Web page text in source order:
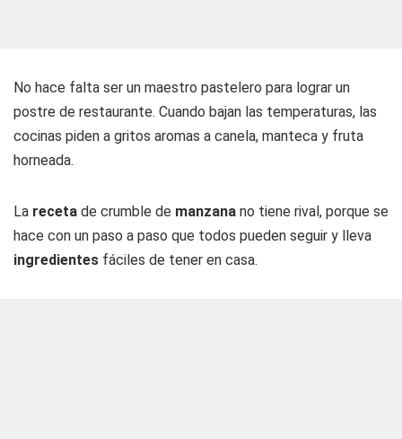
No hace falta ser un maestro pastelero para lograr un
postre de restaurante. Cuando bajan las temperaturas, las
cocinas piden a gritos aromas a canela, manteca y fruta
horneada.
La receta de crumble de manzana no tiene rival, porque se
hace con un paso a paso que todos pueden seguir y lleva
ingredientes fáciles de tener en casa.